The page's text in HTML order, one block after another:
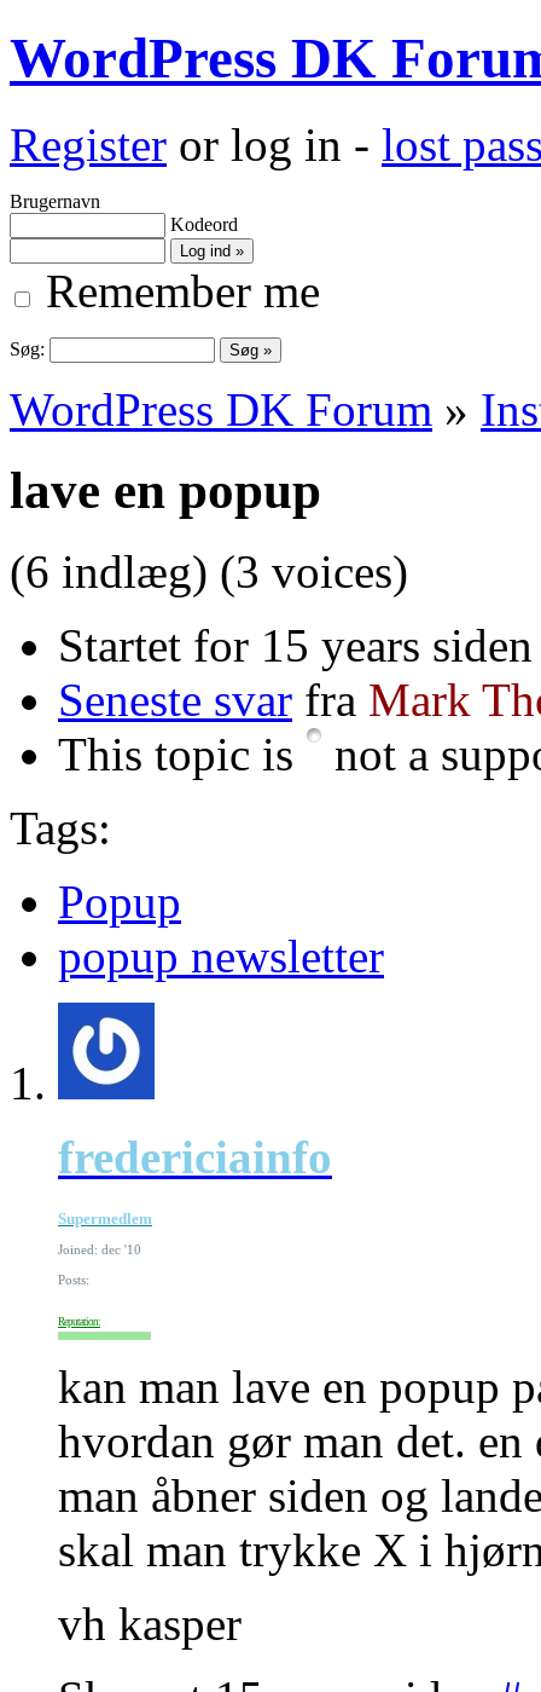
WordPress DK
Register or log in - lost
Brugernavn
Kodeord
Remember me
Søg:
WordPress DK Forum »
lave en popup
(6 indlæg) (3 voices)
Startet for 15 years
Seneste svar fra Mark
This topic is
not a
Tags:
Popup
popup newsletter
fredericiainfo
Supermedlem
Joined: dec '10
Posts:
Reputation:
kan man lave en popup
hvordan gør man det.
man åbner siden og
skal man trykke X i
vh kasper